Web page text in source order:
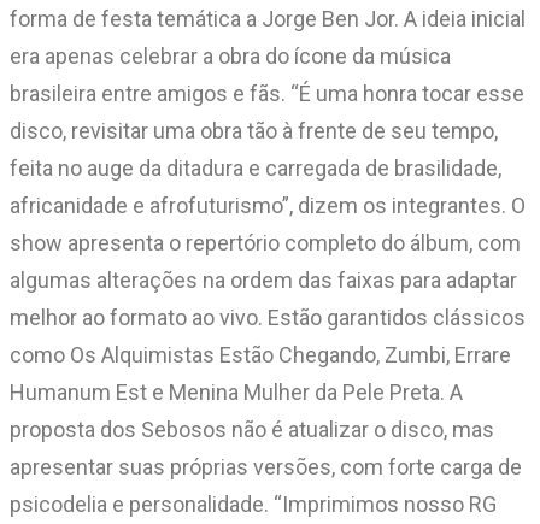
forma de festa temática a Jorge Ben Jor. A ideia inicial
era apenas celebrar a obra do ícone da música
brasileira entre amigos e fãs. “É uma honra tocar esse
disco, revisitar uma obra tão à frente de seu tempo,
feita no auge da ditadura e carregada de brasilidade,
africanidade e afrofuturismo”, dizem os integrantes. O
show apresenta o repertório completo do álbum, com
algumas alterações na ordem das faixas para adaptar
melhor ao formato ao vivo. Estão garantidos clássicos
como Os Alquimistas Estão Chegando, Zumbi, Errare
Humanum Est e Menina Mulher da Pele Preta. A
proposta dos Sebosos não é atualizar o disco, mas
apresentar suas próprias versões, com forte carga de
psicodelia e personalidade. “Imprimimos nosso RG